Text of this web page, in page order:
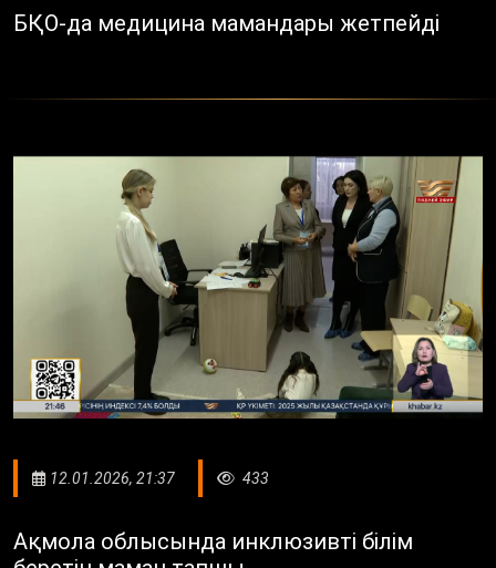
БҚО-да медицина мамандары жетпейді
12.01.2026, 21:37 433
Ақмола облысында инклюзивті білім